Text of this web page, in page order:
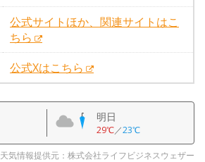
公式サイトほか、関連サイトはこ
ちら
公式Xはこちら
明日
29℃／23℃
天気情報提供元：株式会社ライフビジネスウェザー